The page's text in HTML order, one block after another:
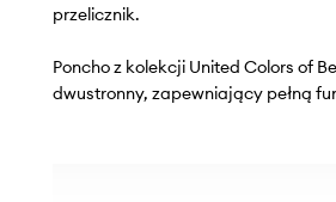
przelicznik.
Poncho z kolekcji United Colors of
dwustronny, zapewniający pełną